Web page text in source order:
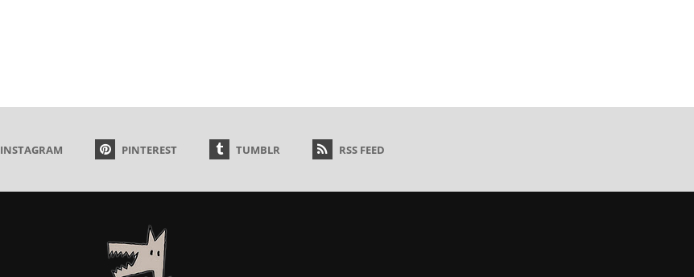
INSTAGRAM PINTEREST TUMBLR RSS FEED